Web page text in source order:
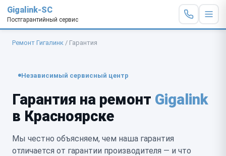
Gigalink-SC
Постгарантийный сервис
Ремонт Гигалинк / Гарантия
Независимый сервисный центр
Гарантия на ремонт Gigalink
в Красноярске
Мы честно объясняем, чем наша гарантия
отличается от гарантии производителя — и что